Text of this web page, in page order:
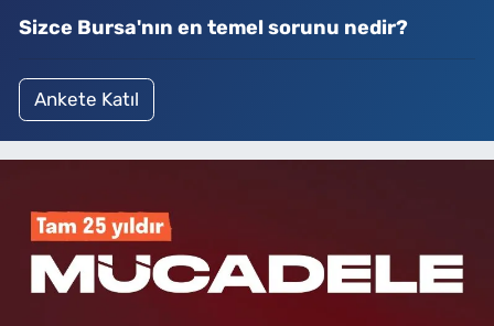
Sizce Bursa'nın en temel sorunu nedir?
Ankete Katıl